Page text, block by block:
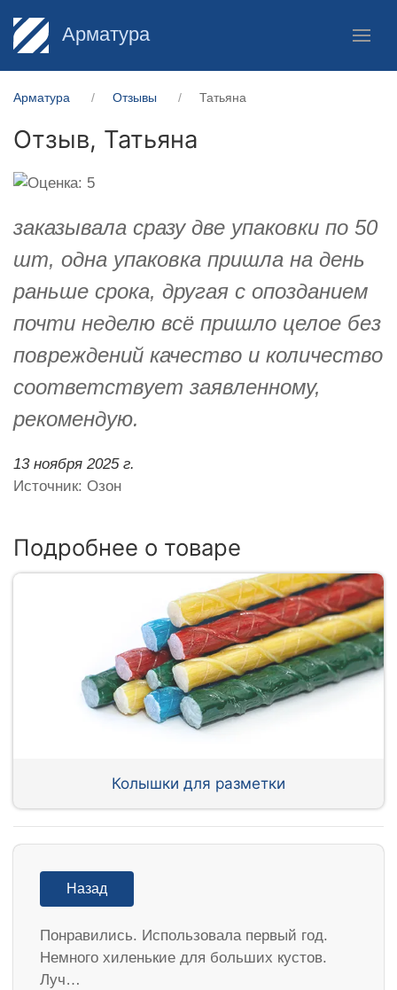
Арматура
Арматура Отзывы Татьяна
Отзыв, Татьяна
заказывала сразу две упаковки по 50
шт, одна упаковка пришла на день
раньше срока, другая с опозданием
почти неделю всё пришло целое без
повреждений качество и количество
соответствует заявленному,
рекомендую.
13 ноября 2025 г.
Источник: Озон
Подробнее о товаре
Колышки для разметки
Назад
Понравились. Использовала первый год.
Немного хиленькие для больших кустов.
Луч…